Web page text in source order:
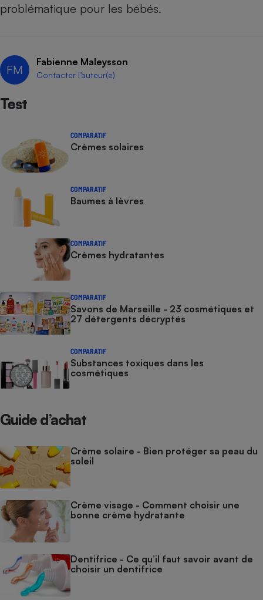
problématique pour les bébés.
FM
Fabienne Maleysson
Contacter l’auteur(e)
Test
COMPARATIF
Crèmes solaires
COMPARATIF
Baumes à lèvres
COMPARATIF
Crèmes hydratantes
COMPARATIF
Savons de Marseille - 23 cosmétiques et
27 détergents décryptés
COMPARATIF
Substances toxiques dans les
cosmétiques
Guide d’achat
Crème solaire - Bien protéger sa peau du
soleil
Crème visage - Comment choisir une
bonne crème hydratante
Dentifrice - Ce qu’il faut savoir avant de
choisir un dentifrice